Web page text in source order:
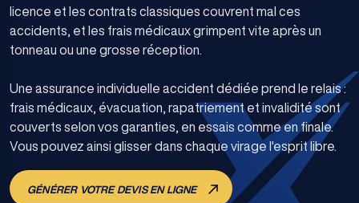
licence et les contrats classiques couvrent mal ces
accidents, et les frais médicaux grimpent vite après un
tonneau ou une grosse réception.
Une assurance individuelle accident dédiée prend le relais :
frais médicaux, évacuation, rapatriement et invalidité sont
couverts selon vos garanties, en essais comme en finale.
Vous pouvez ainsi glisser dans chaque virage l'esprit libre.
GÉNÉRER VOTRE DEVIS EN LIGNE